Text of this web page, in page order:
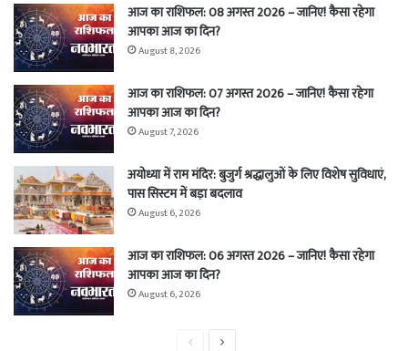
आज का राशिफल: 08 अगस्त 2026 – जानिए! कैसा रहेगा
आपका आज का दिन?
August 8, 2026
आज का राशिफल: 07 अगस्त 2026 – जानिए! कैसा रहेगा
आपका आज का दिन?
August 7, 2026
अयोध्या में राम मंदिर: बुजुर्ग श्रद्धालुओं के लिए विशेष सुविधाएं,
पास सिस्टम में बड़ा बदलाव
August 6, 2026
आज का राशिफल: 06 अगस्त 2026 – जानिए! कैसा रहेगा
आपका आज का दिन?
August 6, 2026
PreviousNext